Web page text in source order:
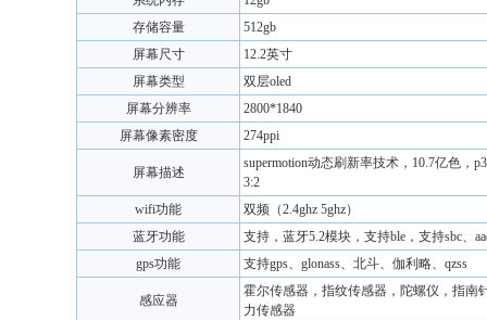
存储容量
512gb
屏幕尺寸
12.2英寸
屏幕类型
双层oled
屏幕分辨率
2800*1840
屏幕像素密度
274ppi
屏幕描述
supermotion动态刷新率技术，10.7亿色，
3:2
wifi功能
双频（2.4ghz 5ghz）
蓝牙功能
支持，蓝牙5.2模块，支持ble，支持sbc、
gps功能
支持gps、glonass、北斗、伽利略、qzss
感应器
霍尔传感器，指纹传感器，陀螺仪，指南
力传感器